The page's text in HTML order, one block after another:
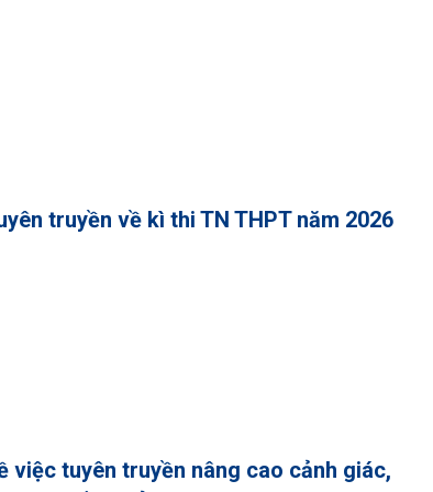
truyền về kì thi TN THPT năm 2026
việc tuyên truyền nâng cao cảnh giác,